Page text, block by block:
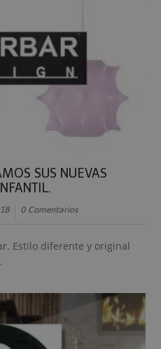
SUS NUEVAS
0 Comentarios
Estilo diferente y original